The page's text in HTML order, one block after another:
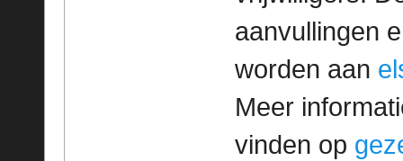
aanvullingen
worden aan
Meer
vinden op